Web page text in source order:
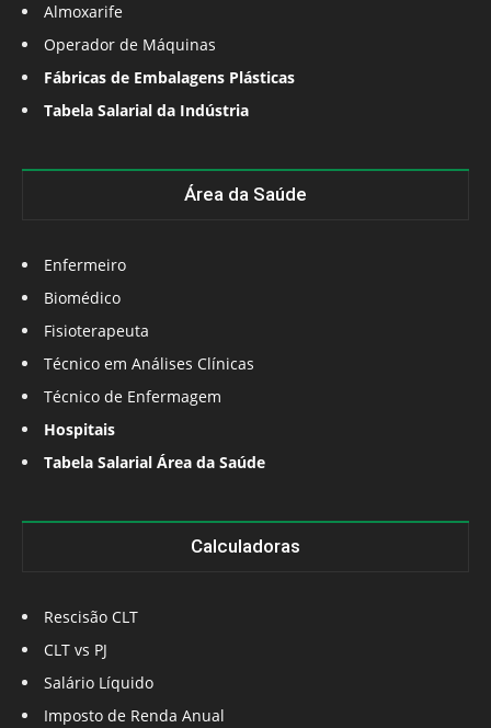
Almoxarife
Operador de Máquinas
Fábricas de Embalagens Plásticas
Tabela Salarial da Indústria
Área da Saúde
Enfermeiro
Biomédico
Fisioterapeuta
Técnico em Análises Clínicas
Técnico de Enfermagem
Hospitais
Tabela Salarial Área da Saúde
Calculadoras
Rescisão CLT
CLT vs PJ
Salário Líquido
Imposto de Renda Anual